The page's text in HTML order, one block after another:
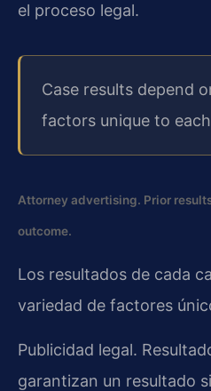
el proceso legal.
Case results depend
factors unique to
Attorney advertising. Prior
outcome.
Los resultados de cada
variedad de factores
Publicidad legal.
garantizan un resultado